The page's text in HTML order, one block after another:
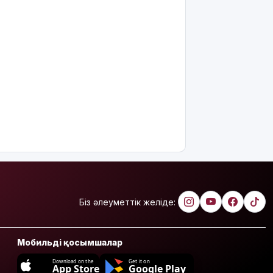
Біз әлеуметтік желіде:
Мобильді қосымшалар
Download on the
App Store
Get it on
Google Play